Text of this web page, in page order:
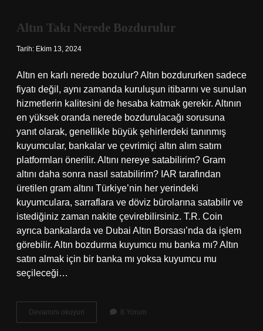
Altın Takı Nerede Bozdurulur
Tarih: Ekim 13, 2024
Altın en karlı nerede bozulur? Altın bozdururken sadece
fiyatı değil, aynı zamanda kuruluşun itibarını ve sunulan
hizmetlerin kalitesini de hesaba katmak gerekir. Altının
en yüksek oranda nerede bozdurulacağı sorusuna
yanıt olarak, genellikle büyük şehirlerdeki tanınmış
kuyumcular, bankalar ve çevrimiçi altın alım satım
platformları önerilir. Altını nereye satabilirim? Gram
altını daha sonra nasıl satabilirim? IAR tarafından
üretilen gram altını Türkiye’nin her yerindeki
kuyumculara, sarraflara ve döviz bürolarına satabilir ve
istediğiniz zaman nakite çevirebilirsiniz. T.R. Coin
ayrıca bankalarda ve Dubai Altın Borsası’nda da işlem
görebilir. Altın bozdurma kuyumcu mu banka mı? Altın
satın almak için bir banka mı yoksa kuyumcu mu
seçileceği…
Devamını okuyun
Takı
8 Yorum